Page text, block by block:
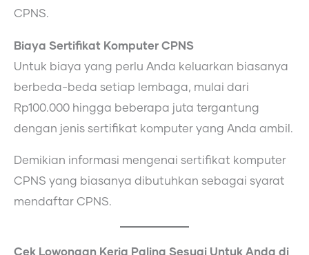
CPNS.
Biaya Sertifikat Komputer CPNS
Untuk biaya yang perlu Anda keluarkan biasanya
berbeda-beda setiap lembaga, mulai dari
Rp100.000 hingga beberapa juta tergantung
dengan jenis sertifikat komputer yang Anda ambil.
Demikian informasi mengenai sertifikat komputer
CPNS yang biasanya dibutuhkan sebagai syarat
mendaftar CPNS.
Cek Lowongan Kerja Paling Sesuai Untuk Anda di